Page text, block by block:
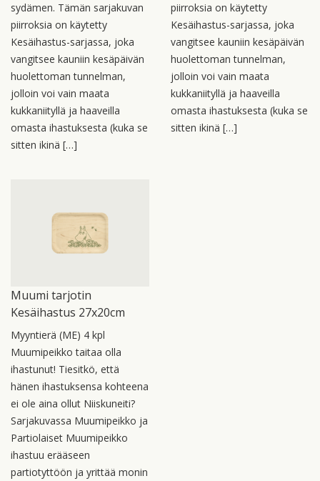
sydämen. Tämän sarjakuvan
piirroksia on käytetty
Kesäihastus-sarjassa, joka
vangitsee kauniin kesäpäivän
huolettoman tunnelman,
jolloin voi vain maata
kukkaniityllä ja haaveilla
omasta ihastuksesta (kuka se
sitten ikinä […]
piirroksia on käytetty
Kesäihastus-sarjassa, joka
vangitsee kauniin kesäpäivän
huolettoman tunnelman,
jolloin voi vain maata
kukkaniityllä ja haaveilla
omasta ihastuksesta (kuka se
sitten ikinä […]
Muumi tarjotin
Kesäihastus 27x20cm
Myyntierä (ME) 4 kpl
Muumipeikko taitaa olla
ihastunut! Tiesitkö, että
hänen ihastuksensa kohteena
ei ole aina ollut Niiskuneiti?
Sarjakuvassa Muumipeikko ja
Partiolaiset Muumipeikko
ihastuu erääseen
partiotyttöön ja yrittää monin